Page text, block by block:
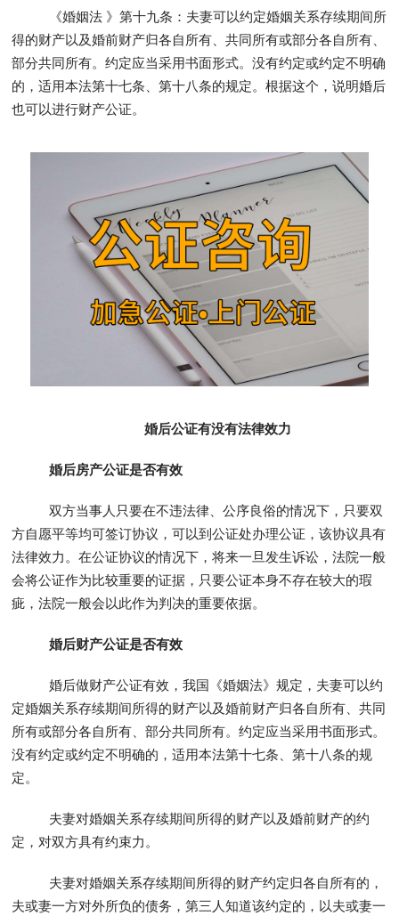
《婚姻法 》第十九条：夫妻可以约定婚姻关系存续期间所
得的财产以及婚前财产归各自所有、共同所有或部分各自所有、
部分共同所有。约定应当采用书面形式。没有约定或约定不明确
的，适用本法第十七条、第十八条的规定。根据这个，说明婚后
也可以进行财产公证。
婚后公证有没有法律效力
婚后房产公证是否有效
双方当事人只要在不违法律、公序良俗的情况下，只要双
方自愿平等均可签订协议，可以到公证处办理公证，该协议具有
法律效力。在公证协议的情况下，将来一旦发生诉讼，法院一般
会将公证作为比较重要的证据，只要公证本身不存在较大的瑕
疵，法院一般会以此作为判决的重要依据。
婚后财产公证是否有效
婚后做财产公证有效，我国《婚姻法》规定，夫妻可以约
定婚姻关系存续期间所得的财产以及婚前财产归各自所有、共同
所有或部分各自所有、部分共同所有。约定应当采用书面形式。
没有约定或约定不明确的，适用本法第十七条、第十八条的规
定。
夫妻对婚姻关系存续期间所得的财产以及婚前财产的约
定，对双方具有约束力。
夫妻对婚姻关系存续期间所得的财产约定归各自所有的，
夫或妻一方对外所负的债务，第三人知道该约定的，以夫或妻一